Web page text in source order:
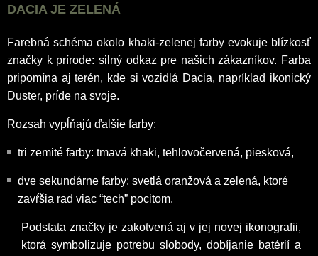
DACIA JE ZELENÁ
Farebná schéma okolo khaki-zelenej farby evokuje blízkosť
značky k prírode: silný odkaz pre našich zákazníkov. Farba
pripomína aj terén, kde si vozidlá Dacia, napríklad ikonický
Duster, príde na svoje.
Rozsah vypĺňajú ďalšie farby:
tri zemité farby: tmavá khaki, tehlovočervená, piesková,
dve sekundárne farby: svetlá oranžová a zelená, ktoré
zavŕšia rad viac “tech” pocitom.
Podstata značky je zakotvená aj v jej novej ikonografii,
ktorá symbolizuje potrebu slobody, dobíjanie batérií a